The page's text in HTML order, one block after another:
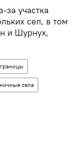
за участка
сел, в том
и Шурнух,
села